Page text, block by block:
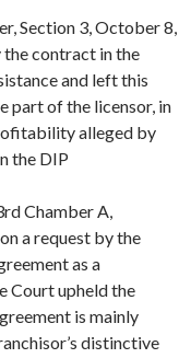
Section 3, October 8,
contract in the
and left this
part of the licensor, in
alleged by
the DIP
Chamber A,
a request by the
as a
Court upheld the
is mainly
distinctive